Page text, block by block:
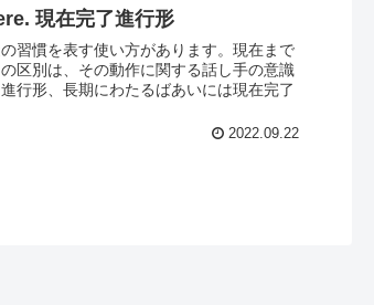
現在完了進行形
習慣を表す使い方があります。現在まで
区別は、その動作に関する話し手の意識
行形、長期にわたるばあいには現在完了
2022.09.22